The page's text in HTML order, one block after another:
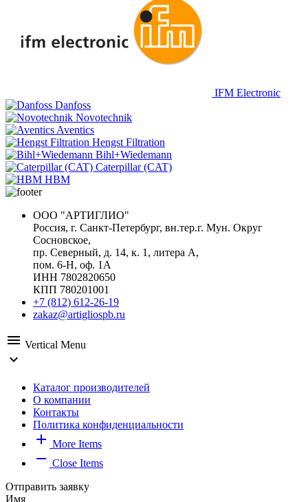
IFM Electronic
Danfoss
Novotechnik
Aventics
Hengst Filtration
Bihl+Wiedemann
Caterpillar (CAT)
HBM
ООО "АРТИГЛИО"
Россия, г. Санкт-Петербург, вн.тер.г. Мун. Округ
Сосновское,
пр. Северный, д. 14, к. 1, литера А,
пом. 6-Н, оф. 1А
ИНН 7802820650
КПП 780201001
+7 (812) 612-26-19
zakaz@artigliospb.ru
menu Vertical Menu
expand_more
Каталог производителей
О компании
Контакты
Политика конфиденциальности
add More Items
remove Close Items
Отправить заявку
Имя